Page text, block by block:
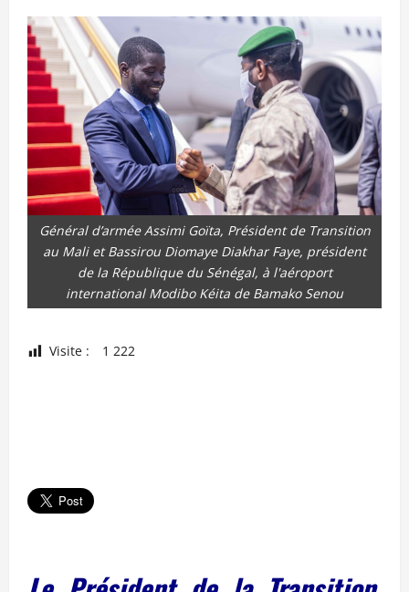
Général d’armée Assimi Goïta, Président de Transition
au Mali et Bassirou Diomaye Diakhar Faye, président
de la République du Sénégal, à l'aéroport
international Modibo Kéita de Bamako Senou
Visite : 1 222